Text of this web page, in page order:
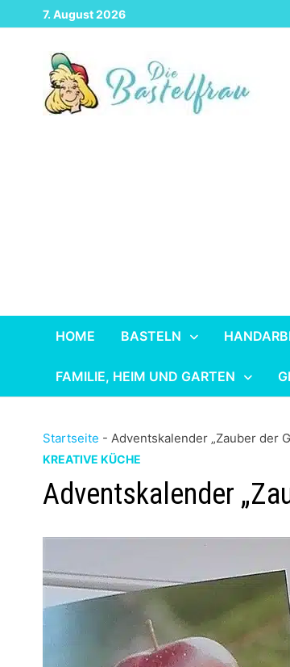
Zurück
zum
7. August 2026
HOME BASTELN
FAMILIE, HEIM UND GARTEN
Startseite -Adventskalender „Zauber der
KREATIVE KÜCHE
Adventskalender